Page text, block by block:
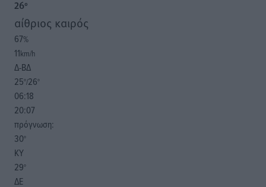
26°
αίθριος καιρός
67%
11km/h
Δ-ΒΔ
25°/26°
06:18
20:07
πρόγνωση:
30°
ΚΥ
29°
ΔΕ